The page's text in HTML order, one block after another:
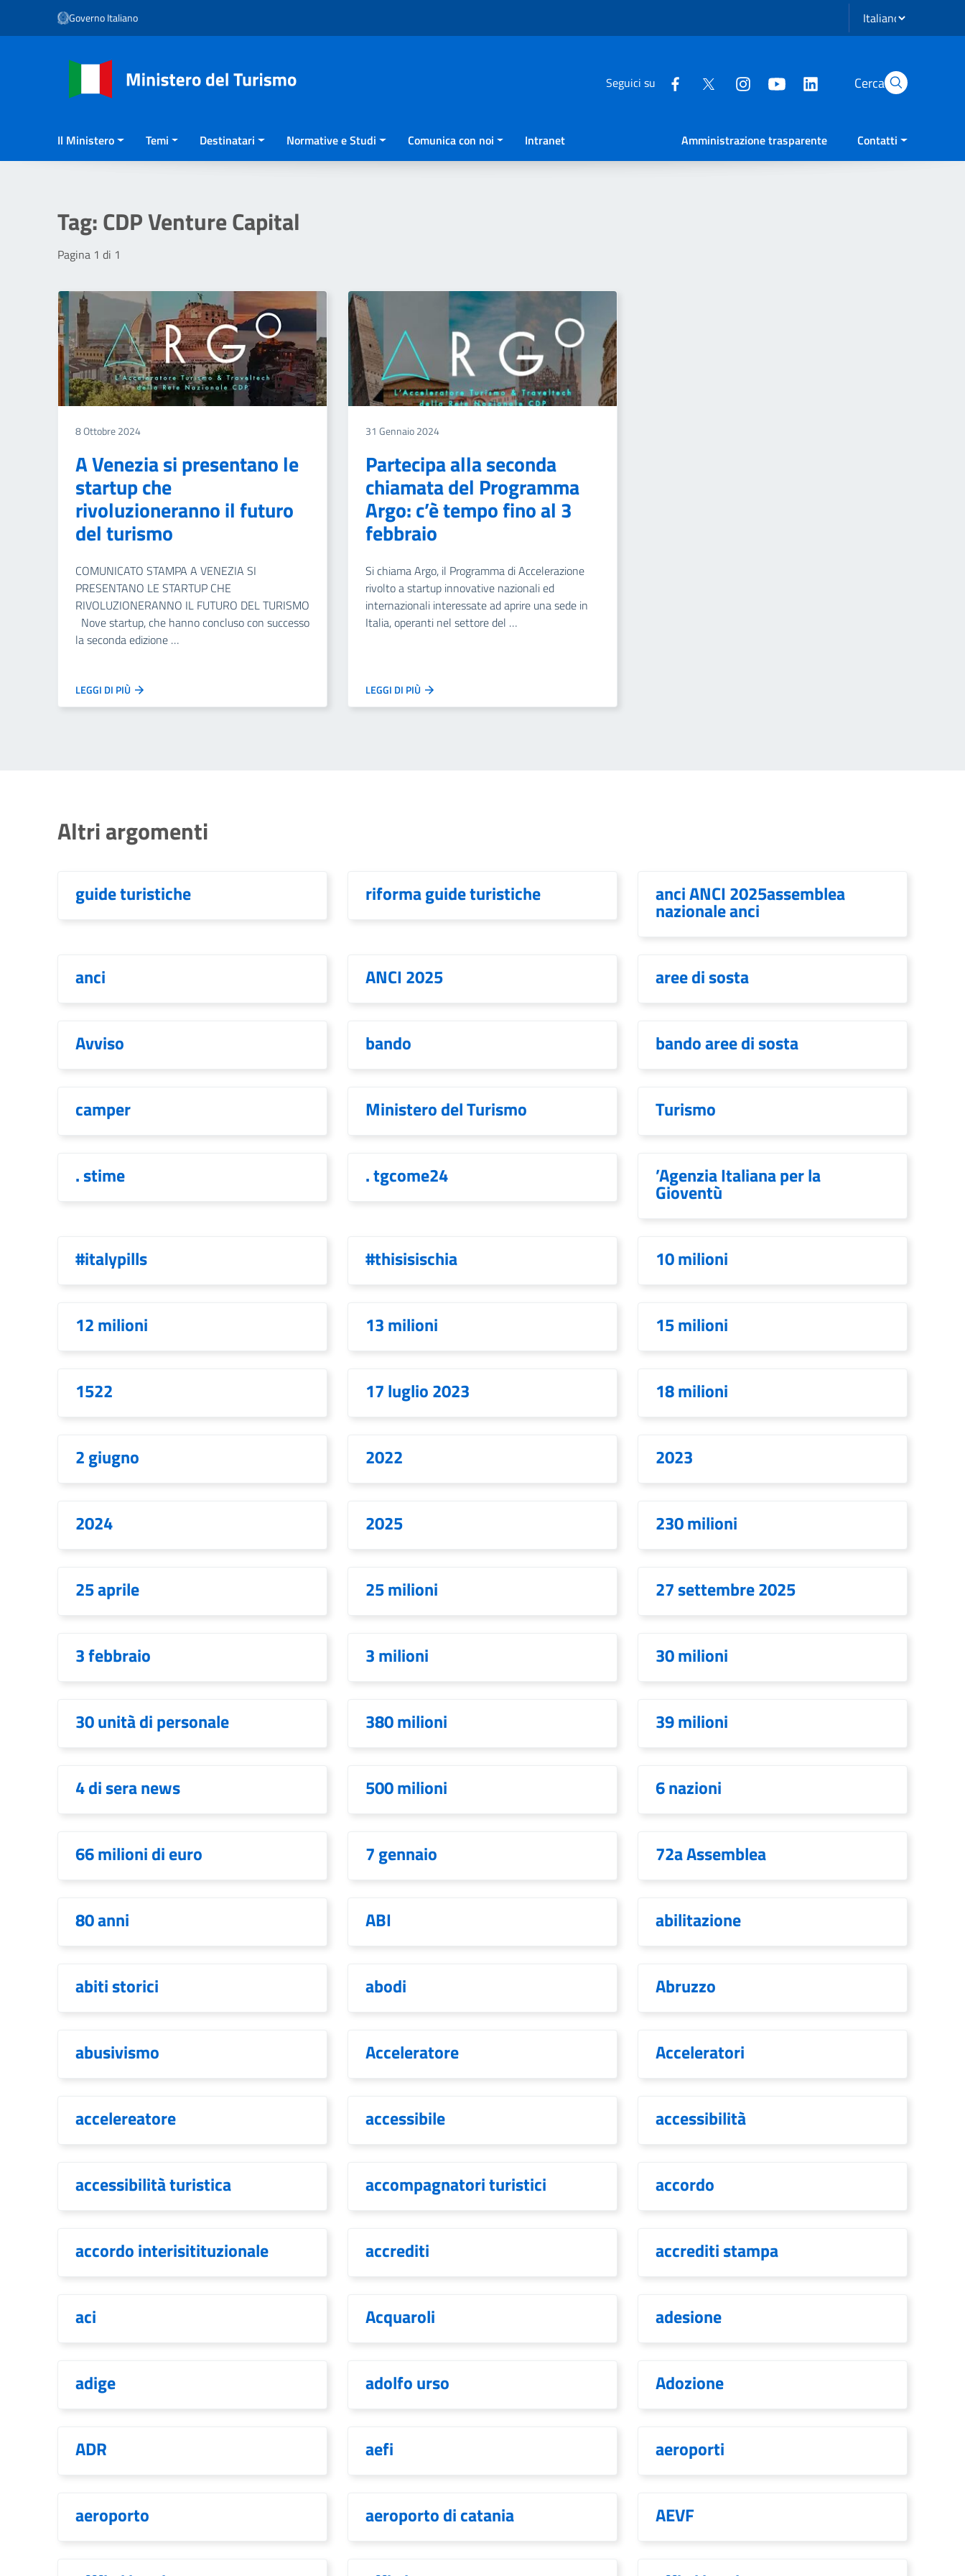
Vai ai contenuti
Vai al menu di navigazione
Governo Italiano Seleziona lingua
Seguici su Cerca
Il Ministero Temi Destinatari Normative e Studi Comunica con noi Intranet Amministrazione trasparente Contatti
Tag:CDP Venture Capital
Pagina 1 di 1
8 Ottobre 2024
A Venezia si presentano le
startup che
rivoluzioneranno il futuro
del turismo
COMUNICATO STAMPA A VENEZIA SI
PRESENTANO LE STARTUP CHE
RIVOLUZIONERANNO IL FUTURO DEL TURISMO
Nove startup, che hanno concluso con successo
la seconda edizione …
LEGGI DI PIÙ
31 Gennaio 2024
Partecipa alla seconda
chiamata del Programma
Argo: c’è tempo fino al 3
febbraio
Si chiama Argo, il Programma di Accelerazione
rivolto a startup innovative nazionali ed
internazionali interessate ad aprire una sede in
Italia, operanti nel settore del …
LEGGI DI PIÙ
Altri argomenti
guide turistiche riforma guide turistiche anci ANCI 2025assemblea
nazionale anci
anci ANCI 2025 aree di sosta
Avviso bando bando aree di sosta
camper Ministero del Turismo Turismo
. stime . tgcome24 ’Agenzia Italiana per la
Gioventù
#italypills #thisisischia 10 milioni
12 milioni 13 milioni 15 milioni
1522 17 luglio 2023 18 milioni
2 giugno 2022 2023
2024 2025 230 milioni
25 aprile 25 milioni 27 settembre 2025
3 febbraio 3 milioni 30 milioni
30 unità di personale 380 milioni 39 milioni
4 di sera news 500 milioni 6 nazioni
66 milioni di euro 7 gennaio 72a Assemblea
80 anni ABI abilitazione
abiti storici abodi Abruzzo
abusivismo Acceleratore Acceleratori
accelereatore accessibile accessibilità
accessibilità turistica accompagnatori turistici accordo
accordo interisitituzionale accrediti accrediti stampa
aci Acquaroli adesione
adige adolfo urso Adozione
ADR aefi aeroporti
aeroporto aeroporto di catania AEVF